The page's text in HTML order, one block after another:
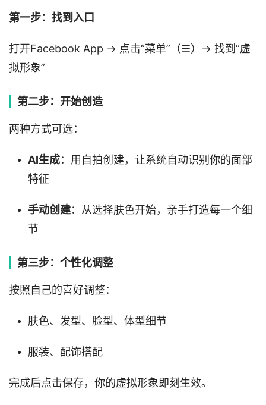
第一步：找到入口
打开Facebook App → 点击“菜单”（☰）→ 找到“虚
拟形象”
第二步：开始创造
两种方式可选：
AI生成：用自拍创建，让系统自动识别你的面部
特征
手动创建：从选择肤色开始，亲手打造每一个细
节
第三步：个性化调整
按照自己的喜好调整：
肤色、 发型、 脸型、体型细节
服装、配饰搭配
完成后点击保存，你的虚拟形象即刻生效。